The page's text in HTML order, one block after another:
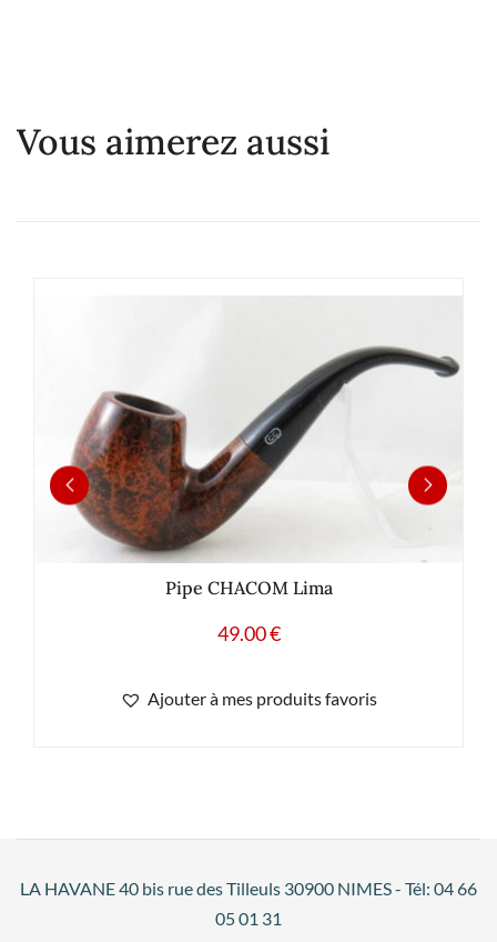
Vous aimerez aussi
Pipe CHACOM Lima
49.00€
Ajouter à mes produits favoris
LA HAVANE 40 bis rue des Tilleuls 30900 NIMES - Tél: 04 66
05 01 31